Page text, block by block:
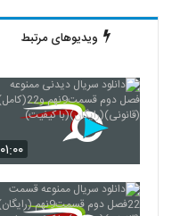
ویدیوهای مرتبط
۰۱:۰۰